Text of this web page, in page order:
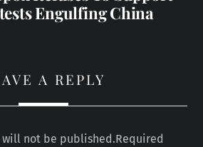
Engulfing China
A REPLY
will not be published.Required